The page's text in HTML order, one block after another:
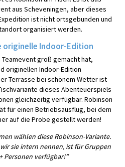
aus Scheveningen, aber dieses
ist nicht ortsgebunden und
organisiert werden.
originelle Indoor-Edition
groß gemacht hat,
originellen Indoor-Edition
Terrasse bei schönem Wetter ist
dieses Abenteuerspiels
gleichzeitig verfügbar. Robinson
für einen Betriebsausflug, bei dem
auf die Probe gestellt werden!
wählen diese Robinson-Variante.
sie intern nennen, ist für Gruppen
Personen verfügbar!”